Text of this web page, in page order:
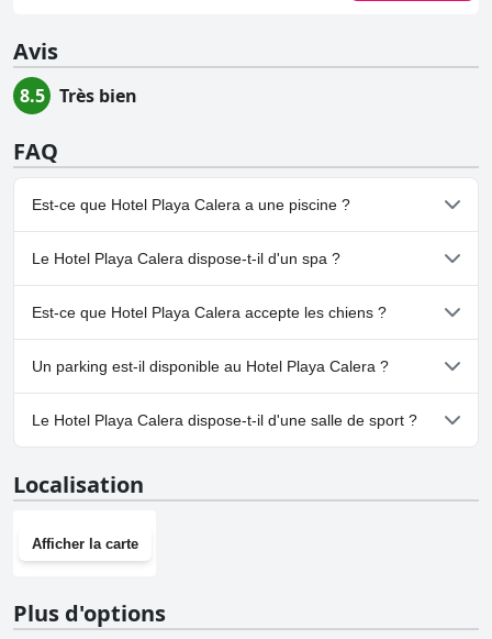
Avis
8.5 Très bien
FAQ
Est-ce que Hotel Playa Calera a une piscine ?
Oui, Hotel Playa Calera dispose de piscine(s) appartenant à une
ou plusieurs des catégories suivantes : Piscine à Débordement,
Piscine Sur le Toit, Piscine Vue Panoramique, Piscine Extérieure.
Le Hotel Playa Calera dispose-t-il d'un spa ?
Non, il n'y a pas de spa à Hotel Playa Calera.
Est-ce que Hotel Playa Calera accepte les chiens ?
Non, Hotel Playa Calera n'accepte pas les chiens.
Un parking est-il disponible au Hotel Playa Calera ?
Oui, un parking est disponible à Hotel Playa Calera.
Le Hotel Playa Calera dispose-t-il d'une salle de sport ?
Localisation
Afficher la carte
Plus d'options